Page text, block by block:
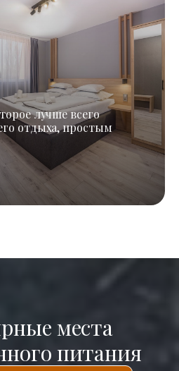
лучше всего
отдыха, простым
места
питания